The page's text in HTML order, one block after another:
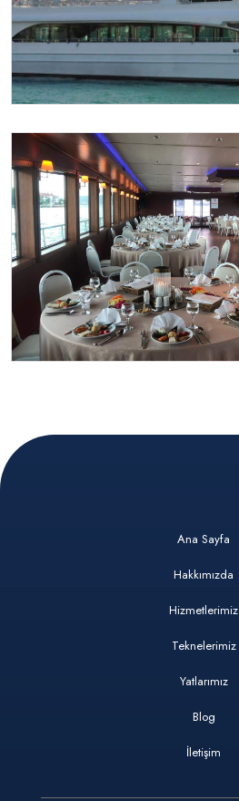
Ana Sayfa
Hakkımızda
Hizmetlerimiz
Teknelerimiz
Yatlarımız
Blog
İletişim